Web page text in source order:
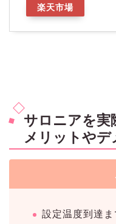
楽天市場
サロニアを実
メリットやデ
設定温度到達